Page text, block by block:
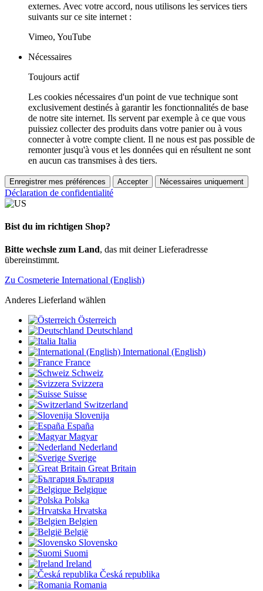
externes. Avec votre accord, nous utilisons les services tiers
suivants sur ce site internet :
Vimeo, YouTube
Nécessaires
Toujours actif
Les cookies nécessaires d'un point de vue technique sont
exclusivement destinés à garantir les fonctionnalités de base
de notre site internet. Ils servent par exemple à ce que vous
puissiez collecter des produits dans votre panier ou à vous
connecter à votre compte client. Il ne nous est pas possible de
remonter jusqu'à vous et les données qui en résultent ne sont
en aucun cas transmises à des tiers.
Enregistrer mes préférences Accepter Nécessaires uniquement
Déclaration de confidentialité
Bist du im richtigen Shop?
Bitte wechsle zum Land, das mit deiner Lieferadresse
übereinstimmt.
Zu Cosmeterie International (English)
Anderes Lieferland wählen
Österreich
Deutschland
Italia
International (English)
France
Schweiz
Svizzera
Suisse
Switzerland
Slovenija
España
Magyar
Nederland
Sverige
Great Britain
България
Belgique
Polska
Hrvatska
Belgien
België
Slovensko
Suomi
Ireland
Česká republika
Romania